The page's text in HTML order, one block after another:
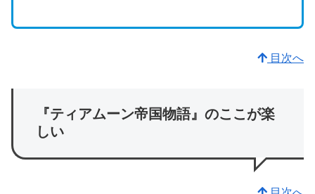
目次へ
『ティアムーン帝国物語』のここが楽
しい